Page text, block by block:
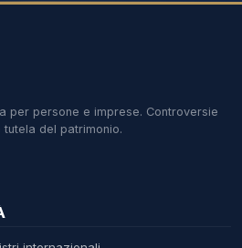
per persone e imprese. Controversie
del patrimonio.